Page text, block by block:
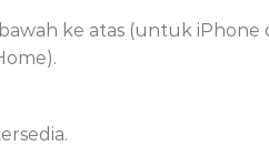
ke atas (untuk